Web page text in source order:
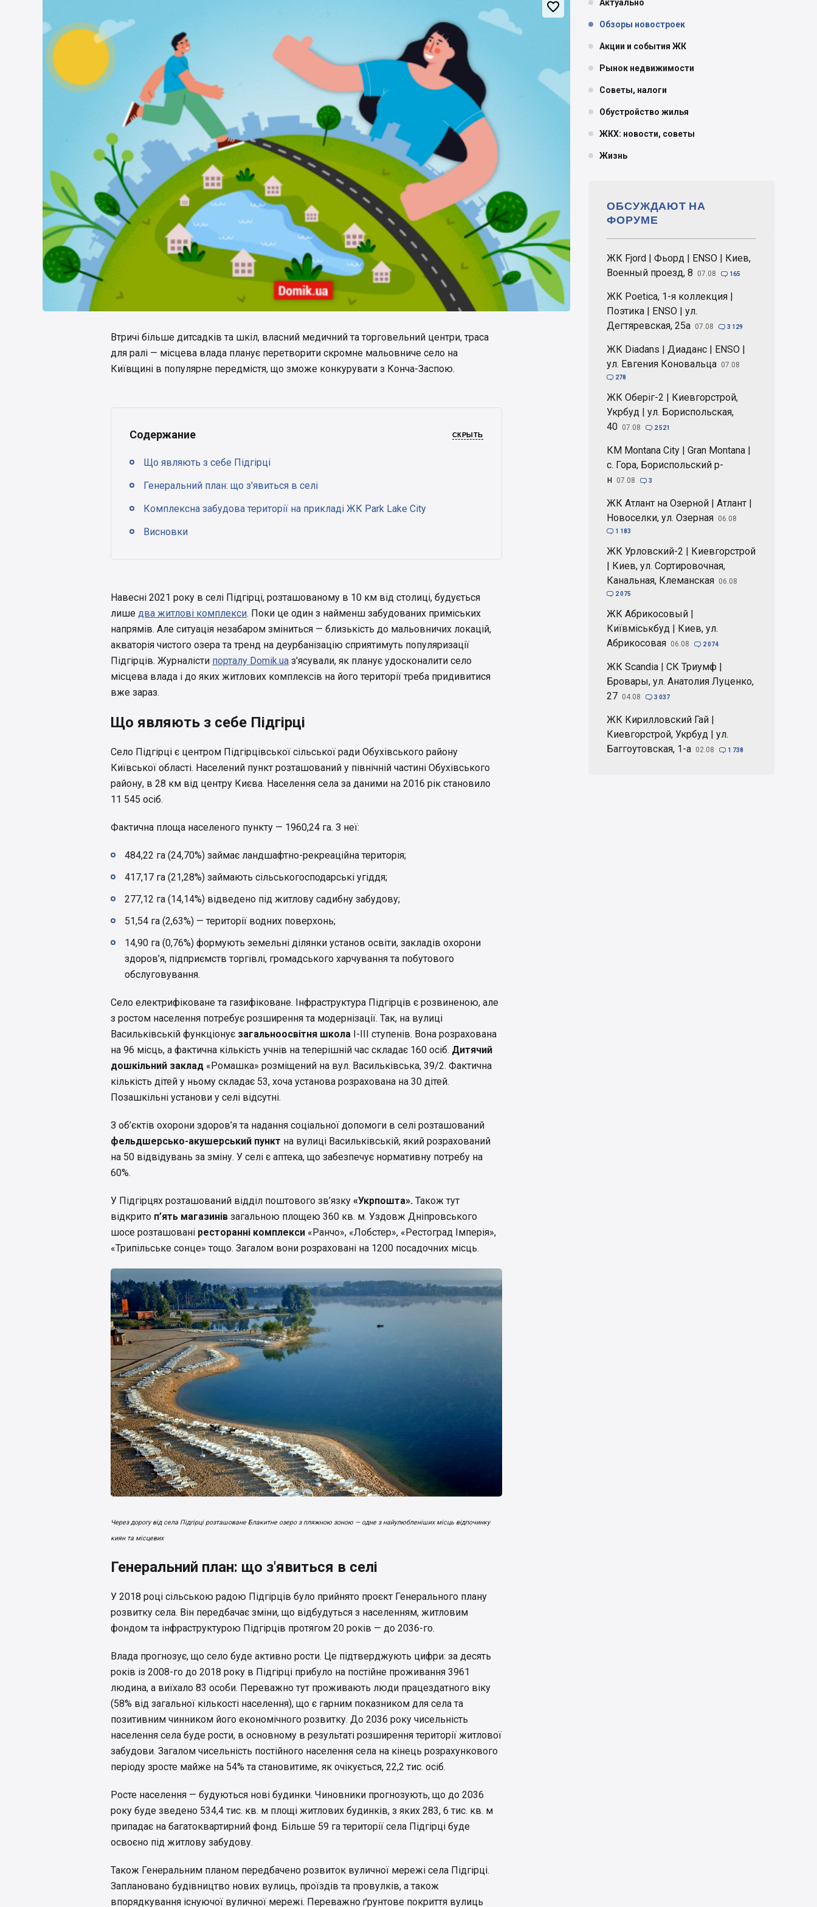

Втричі більше дитсадків та шкіл, власний медичний та торговельний центри, траса
для ралі — місцева влада планує перетворити скромне мальовниче село на
Київщині в популярне передмістя, що зможе конкурувати з Конча-Заспою.
Содержание СКРЫТЬ
Що являють з себе Підгірці
Генеральний план: що з'явиться в селі
Комплексна забудова території на прикладі ЖК Park Lake City
Висновки
Навесні 2021 року в селі Підгірці, розташованому в 10 км від столиці, будується
лише два житлові комплекси. Поки це один з найменш забудованих приміських
напрямів. Але ситуація незабаром зміниться — близькість до мальовничих локацій,
акваторія чистого озера та тренд на деурбанізацію сприятимуть популяризації
Підгірців. Журналісти порталу Domik.ua з'ясували, як планує удосконалити село
місцева влада і до яких житлових комплексів на його території треба придивитися
вже зараз.
Що являють з себе Підгірці
Село Підгірці є центром Підгірцівської сільської ради Обухівського району
Київської області. Населений пункт розташований у північній частині Обухівського
району, в 28 км від центру Києва. Населення села за даними на 2016 рік становило
11 545 осіб.
Фактична площа населеного пункту — 1960,24 га. З неї:
484,22 га (24,70%) займає ландшафтно-рекреаційна територія;
417,17 га (21,28%) займають сільськогосподарські угіддя;
277,12 га (14,14%) відведено під житлову садибну забудову;
51,54 га (2,63%) — території водних поверхонь;
14,90 га (0,76%) формують земельні ділянки установ освіти, закладів охорони
здоров’я, підприємств торгівлі, громадського харчування та побутового
обслуговування.
Село електрифіковане та газифіковане. Інфраструктура Підгірців є розвиненою, але
з ростом населення потребує розширення та модернізації. Так, на вулиці
Васильківській функціонує загальноосвітня школа І-ІІІ ступенів. Вона розрахована
на 96 місць, а фактична кількість учнів на теперішній час складає 160 осіб. Дитячий
дошкільний заклад «Ромашка» розміщений на вул. Васильківська, 39/2. Фактична
кількість дітей у ньому складає 53, хоча установа розрахована на 30 дітей.
Позашкільні установи у селі відсутні.
З об’єктів охорони здоров’я та надання соціальної допомоги в селі розташований
фельдшерсько-акушерський пункт на вулиці Васильківській, який розрахований
на 50 відвідувань за зміну. У селі є аптека, що забезпечує нормативну потребу на
60%.
У Підгірцях розташований відділ поштового зв’язку «Укрпошта». Також тут
відкрито п’ять магазинів загальною площею 360 кв. м. Уздовж Дніпровського
шосе розташовані ресторанні комплекси «Ранчо», «Лобстер», «Рестоград Імперія»,
«Трипільське сонце» тощо. Загалом вони розраховані на 1200 посадочних місць.
Через дорогу від села Підгірці розташоване Блакитне озеро з пляжною зоною — одне з найулюбленіших місць відпочинку
киян та місцевих
Генеральний план: що з'явиться в селі
У 2018 році сільською радою Підгірців було прийнято проєкт Генерального плану
розвитку села. Він передбачає зміни, що відбудуться з населенням, житловим
фондом та інфраструктурою Підгірців протягом 20 років — до 2036-го.
Влада прогнозує, що село буде активно рости. Це підтверджують цифри: за десять
років із 2008-го до 2018 року в Підгірці прибуло на постійне проживання 3961
людина, а виїхало 83 особи. Переважно тут проживають люди працездатного віку
(58% від загальної кількості населення), що є гарним показником для села та
позитивним чинником його економічного розвитку. До 2036 року чисельність
населення села буде рости, в основному в результаті розширення території житлової
забудови. Загалом чисельність постійного населення села на кінець розрахункового
періоду зросте майже на 54% та становитиме, як очікується, 22,2 тис. осіб.
Росте населення — будуються нові будинки. Чиновники прогнозують, що до 2036
року буде зведено 534,4 тис. кв. м площі житлових будинків, з яких 283, 6 тис. кв. м
припадає на багатоквартирний фонд. Більше 59 га території села Підгірці буде
освоєно під житлову забудову.
Також Генеральним планом передбачено розвиток вуличної мережі села Підгірці.
Заплановано будівництво нових вулиць, проїздів та провулків, а також
впорядкування існуючої вуличної мережі. Переважно ґрунтове покриття вулиць
Актуально
Обзоры новостроек
Акции и события ЖК
Рынок недвижимости
Советы, налоги
Обустройство жилья
ЖКХ: новости, советы
Жизнь
ЖК Fjord | Фьорд | ENSO | Киев,
Военный проезд, 8
07.08  165
ЖК Poetica, 1-я коллекция |
Поэтика | ENSO | ул.
Дегтяревская, 25а 07.08  3 129
ЖК Diadans | Диаданс | ENSO |
ул. Евгения Коновальца 07.08
 278
ЖК Оберіг-2 | Киевгорстрой,
Укрбуд | ул. Бориспольская,
40 07.08  2 521
КМ Montana City | Gran Montana |
с. Гора, Бориспольский р-
н 07.08  3
ЖК Атлант на Озерной | Атлант |
Новоселки, ул. Озерная 06.08
 1 183
ЖК Урловский-2 | Киевгорстрой
| Киев, ул. Сортировочная,
Канальная, Клеманская 06.08
 2 075
ЖК Абрикосовый |
Київміськбуд | Киев, ул.
Абрикосовая 06.08  2 074
ЖК Scandia | СК Триумф |
Бровары, ул. Анатолия Луценко,
27 04.08  3 037
ЖК Кирилловский Гай |
Киевгорстрой, Укрбуд | ул.
Баггоутовская, 1-а 02.08  1 738
ОБСУЖДАЮТ НА
ФОРУМЕ